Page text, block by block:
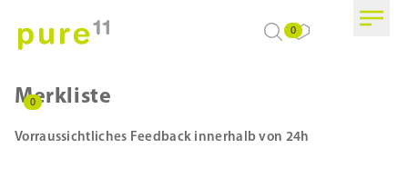
0
Merkliste
0
Vorraussichtliches Feedback innerhalb von 24h